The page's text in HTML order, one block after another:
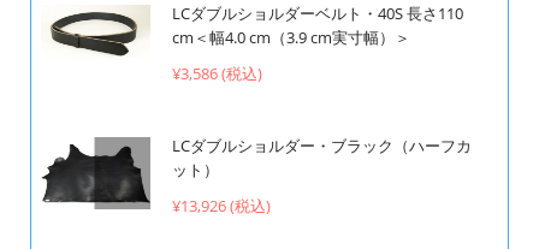
LCダブルショルダーベルト・40S 長さ110
cm＜幅4.0 cm（3.9 cm実寸幅）＞
¥3,586 (税込)
LCダブルショルダー・ブラック（ハーフカ
ット）
¥13,926 (税込)